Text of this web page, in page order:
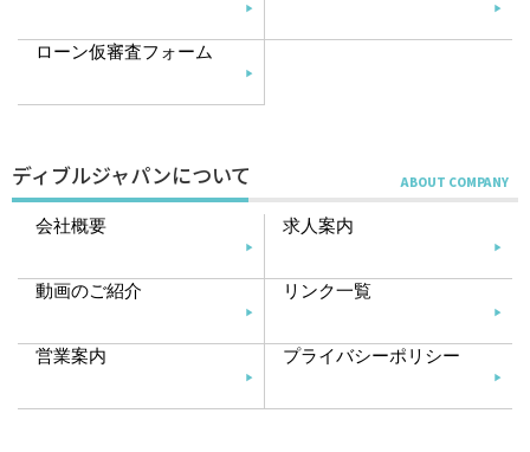
ローン仮審査フォーム
ディブルジャパンについて
会社概要 求人案内
動画のご紹介 リンク一覧
営業案内 プライバシーポリシー